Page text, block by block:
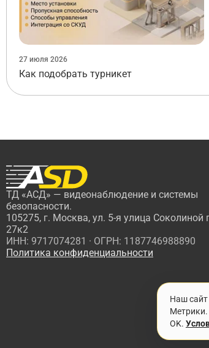
27 июля 2026
Как подобрать турникет
ТД «АСД» — видеонаблюдение и системы
безопасности.
105275, г. Москва, ул. 5-я улица Соколиной
27к2
ИНН: 9717074281 · ОГРН: 1187746988890
Политика конфиденциальности
Наш сайт
Метрики.
OK.